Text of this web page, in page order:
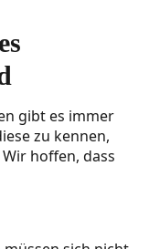
gibt es immer
zu kennen,
hoffen, dass